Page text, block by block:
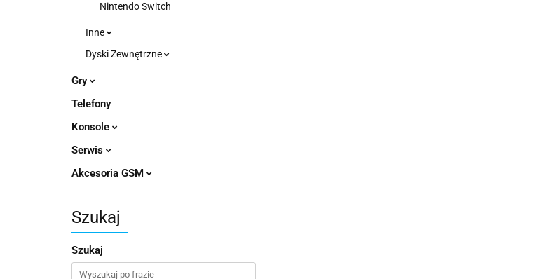
Nintendo Switch
Inne
Dyski Zewnętrzne
Gry
Telefony
Konsole
Serwis
Akcesoria GSM
Szukaj
Szukaj